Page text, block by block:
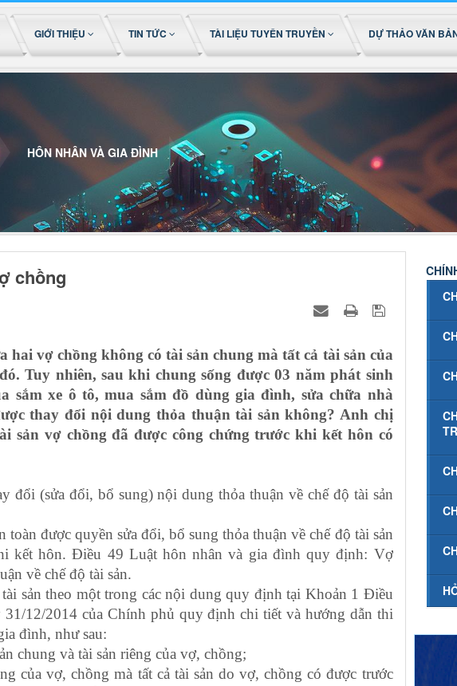
GIỚI THIỆU TIN TỨC TÀI LIỆU TUYÊN TRUYỀN DỰ THẢO VĂN
HÔN NHÂN VÀ GIA ĐÌNH
chồng
vợ chồng không có tài sản chung mà tất cả tài sản của
Tuy nhiên, sau khi chung sống được 03 năm phát sinh
sắm xe ô tô, mua sắm đồ dùng gia đình, sửa chữa nhà
thay đổi nội dung thỏa thuận tài sản không? Anh chị
sản vợ chồng đã được công chứng trước khi kết hôn có
đổi (sửa đổi, bổ sung) nội dung thỏa thuận về chế độ tài sản
được quyền sửa đổi, bổ sung thỏa thuận về chế độ tài sản
kết hôn. Điều 49 Luật hôn nhân và gia đình quy định: Vợ
về chế độ tài sản.
sản theo một trong các nội dung quy định tại Khoản 1 Điều
12/2014 của Chính phủ quy định chi tiết và hướng dẫn thi
đình, như sau:
chung và tài sản riêng của vợ, chồng;
của vợ, chồng mà tất cả tài sản do vợ, chồng có được trước